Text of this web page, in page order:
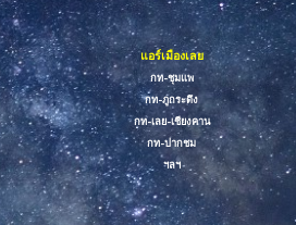
แอร์เมืองเลย
กท-ชุมแพ
กท-ภูกระดึง
กท-เลย-เชียงคาน
กท-ปากชม
ฯลฯ